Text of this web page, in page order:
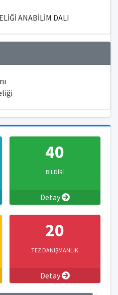
ANABİLİM DALI
40
BİLDİRİ
Detay
20
TEZ DANIŞMANLIK
Detay